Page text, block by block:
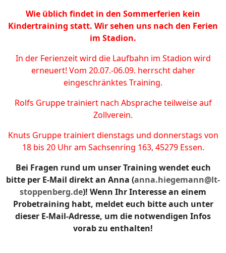
Wie üblich findet in den Sommerferien kein
Kindertraining statt. Wir sehen uns nach den Ferien
im Stadion.
In der Ferienzeit wird die Laufbahn im Stadion wird
erneuert! Vom 20.07.-06.09. herrscht daher
eingeschränktes Training.
Rolfs Gruppe trainiert nach Absprache teilweise auf
Zollverein.
Knuts Gruppe trainiert dienstags und donnerstags von
18 bis 20 Uhr am Sachsenring 163, 45279 Essen.
Bei Fragen rund um unser Training wendet euch
bitte per E-Mail direkt an Anna (anna.hiegemann@lt-
stoppenberg.de)! Wenn Ihr Interesse an einem
Probetraining habt, meldet euch bitte auch unter
dieser E-Mail-Adresse, um die notwendigen Infos
vorab zu enthalten!